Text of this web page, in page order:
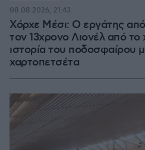
Χόρχε Μέσι: Ο εργάτης
τον 13χρονο Λιονέλ από το
ιστορία του ποδοσφαίρου
χαρτοπετσέτα
08.08.2026, 21:43